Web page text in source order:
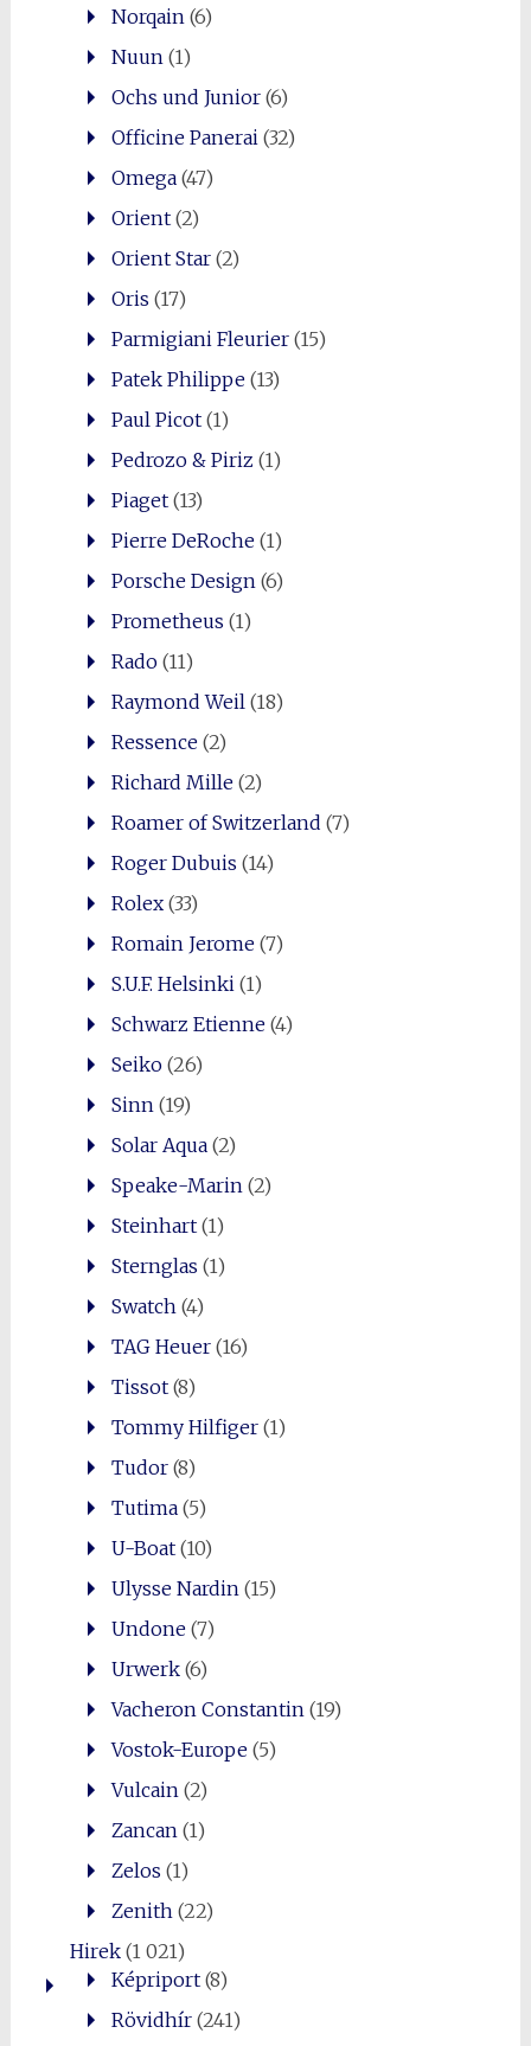
Norqain (6)
Nuun (1)
Ochs und Junior(6)
Officine Panerai (32)
Omega(47)
Orient(2)
Orient Star(2)
Oris (17)
Parmigiani Fleurier(15)
Patek Philippe(13)
Paul Picot(1)
Pedrozo & Piriz (1)
Piaget(13)
Pierre DeRoche(1)
Porsche Design (6)
Prometheus (1)
Rado(11)
Raymond Weil (18)
Ressence(2)
Richard Mille(2)
Roamer of Switzerland (7)
Roger Dubuis (14)
Rolex(33)
Romain Jerome(7)
S.U.F. Helsinki (1)
Schwarz Etienne(4)
Seiko(26)
Sinn (19)
Solar Aqua(2)
Speake-Marin (2)
Steinhart(1)
Sternglas (1)
Swatch (4)
TAG Heuer(16)
Tissot(8)
Tommy Hilfiger(1)
Tudor(8)
Tutima(5)
U-Boat(10)
Ulysse Nardin (15)
Undone(7)
Urwerk(6)
Vacheron Constantin (19)
Vostok-Europe(5)
Vulcain (2)
Zancan (1)
Zelos (1)
Zenith (22)
Hirek(1 021)
Képriport(8)
Rövidhír(241)